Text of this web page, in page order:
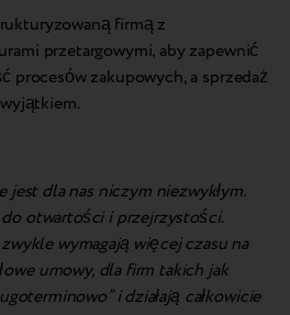
firmą z
przetargowymi, aby zapewnić
procesów zakupowych, a sprzedaż
jest dla nas niczym niezwykłym.
otwartości i przejrzystości.
wymagają więcej czasu na
umowy, dla firm takich jak
i działają całkowicie